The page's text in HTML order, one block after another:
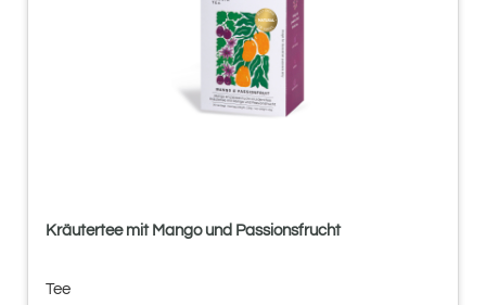
Kräutertee mit Mango und Passionsfrucht
Tee